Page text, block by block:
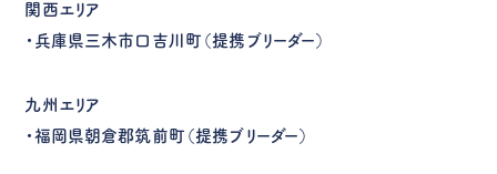
関西エリア
・兵庫県三木市口吉川町（提携ブリーダー）
九州エリア
・福岡県朝倉郡筑前町（提携ブリーダー）